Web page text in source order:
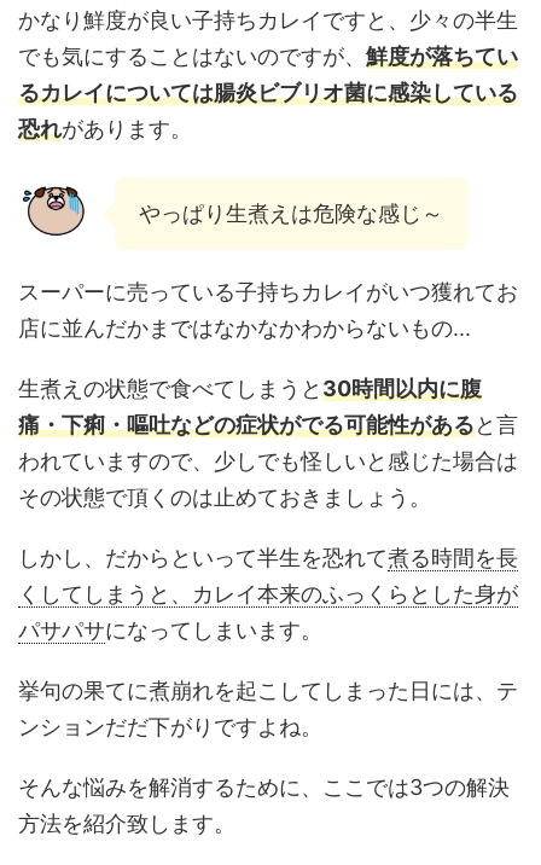
かなり鮮度が良い子持ちカレイですと、少々の半生
でも気にすることはないのですが、 鮮度が落ちてい
るカレイについては腸炎ビブリオ菌に感染している
恐れがあります。
やっぱり生煮えは危険な感じ～
スーパーに売っている子持ちカレイがいつ獲れてお
店に並んだかまではなかなかわからないもの...
生煮えの状態で食べてしまうと30時間以内に腹
痛・下痢・嘔吐などの症状がでる可能性があると言
われていますので、少しでも怪しいと感じた場合は
その状態で頂くのは止めておきましょう。
しかし、だからといって半生を恐れて煮る時間を長
くしてしまうと、カレイ本来のふっくらとした身が
パサパサになってしまいます。
挙句の果てに煮崩れを起こしてしまった日には、テ
ンションだだ下がりですよね。
そんな悩みを解消するために、ここでは3つの解決
方法を紹介致します。